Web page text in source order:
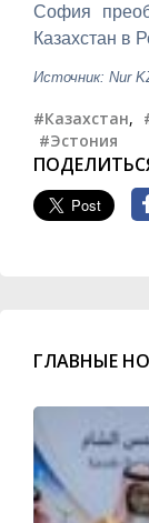
София
Казахстан в
Источник: Nur
#Казахстан,
#Эстония
ГЛАВНЫЕ